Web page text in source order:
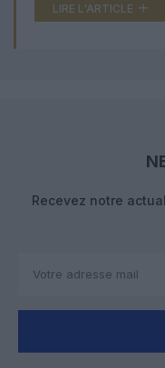
LIRE L'ARTICLE
Recevez notre